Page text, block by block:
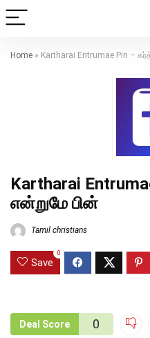
Home » Kartharai Entrumae Pin –
Kartharai
என்றுமே பின்
Tamil christians
Save
0
Deal Score 0